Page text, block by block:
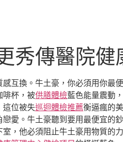
秀傳醫院
感互換。牛土豪，你必須用你最
啡杯，被供膳體檢藍色能量震動
這位被失巡迴體檢推薦衡逼瘋的
戀愛。牛土豪聽到要用最便宜的
，他必須阻止牛土豪用物質的